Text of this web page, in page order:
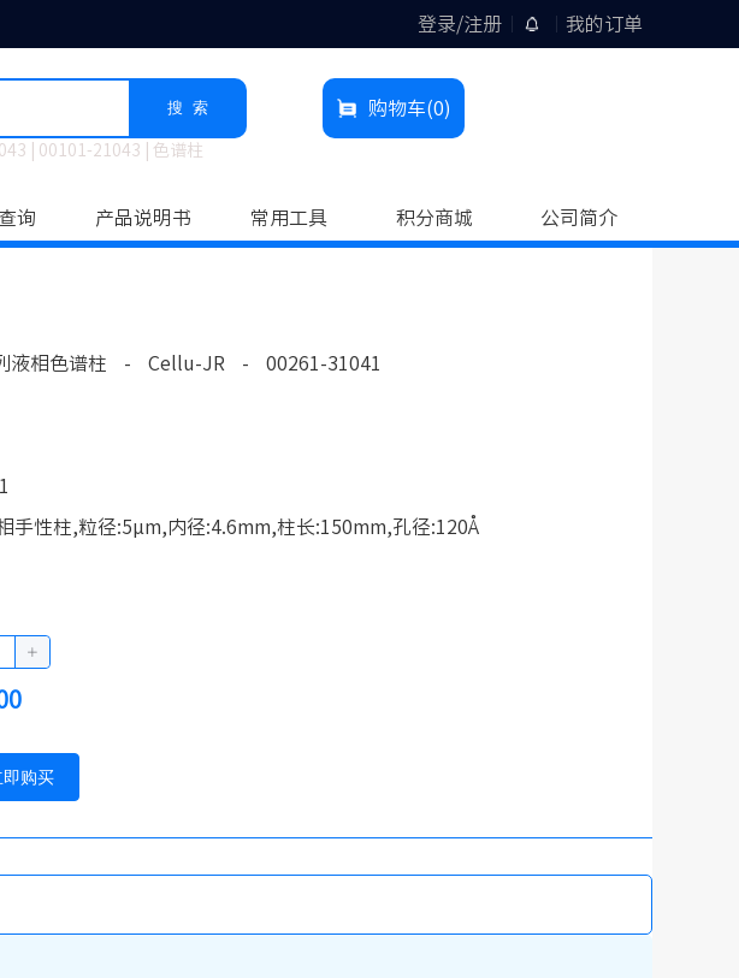
登录/注册 我的订单
搜 索
00101-21043 色谱柱
购物车(0)
询 产品说明书 常用工具 积分商城 公司简介
液相色谱柱 - Cellu-JR - 00261-31041
手性柱,粒径:5μm,内径:4.6mm,柱长:150mm,孔径:120Å
即购买